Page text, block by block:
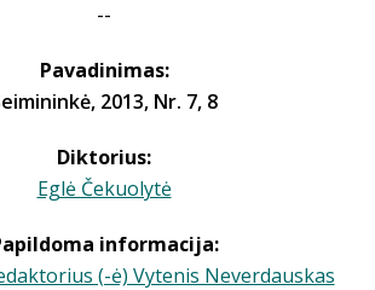
--
Pavadinimas:
2013, Nr. 7, 8
Diktorius:
Eglė Čekuolytė
informacija:
(-ė) Vytenis Neverdauskas